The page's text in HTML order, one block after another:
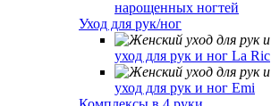
нарощенных ногтей
Уход для рук/ног
уход для рук и ног La Ric
уход для рук и ног Emi